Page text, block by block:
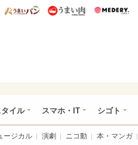
ー特集
うまいめし うまいパン うまい肉
イル スマホ・IT シゴト
ージカル 演劇 ニコ動 本・マンガ